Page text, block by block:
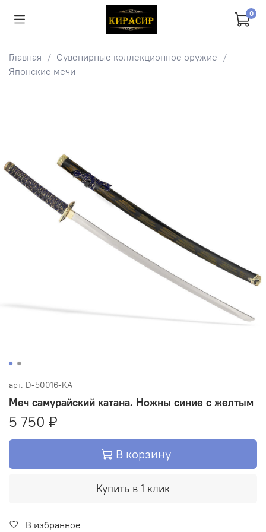
0
Главная
Сувенирные коллекционное оружие
Японские мечи
арт. D-50016-KA
Меч самурайский катана. Ножны синие с желтым
5 750 ₽
В корзину
Купить в 1 клик
В избранное